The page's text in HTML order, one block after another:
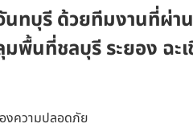
นทบุรี ด้วยทีมงานที่ผ่า
นที่ชลบุรี ระยอง ฉะเ
งความปลอดภัย